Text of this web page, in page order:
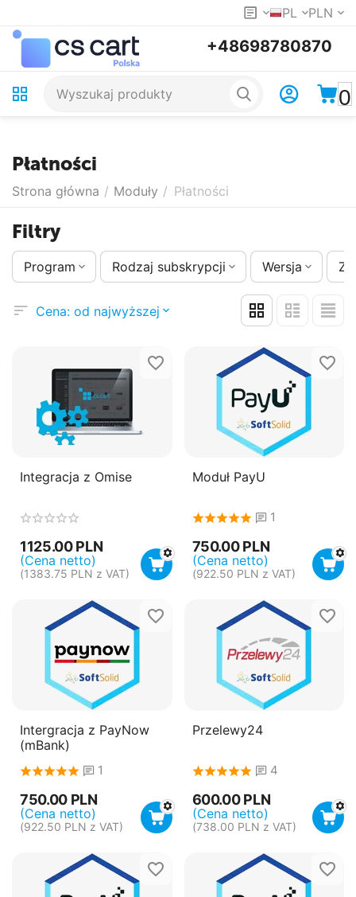
PL PLN
+48698780870
0
Płatności
Strona główna / Moduły / Płatności
Filtry
Program Rodzaj subskrypcji Wersja
Cena: od najwyższej
Integracja z Omise
1125.00 PLN
(Cena netto)
(1383.75 PLN z VAT)
Moduł PayU
1
750.00 PLN
(Cena netto)
(922.50 PLN z VAT)
Intergracja z PayNow
(mBank)
1
750.00 PLN
(Cena netto)
(922.50 PLN z VAT)
Przelewy24
4
600.00 PLN
(Cena netto)
(738.00 PLN z VAT)